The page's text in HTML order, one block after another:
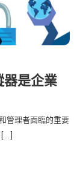
器是企業
管理者面臨的重要
[…]